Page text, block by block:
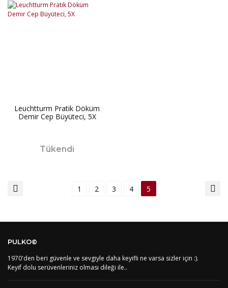
Leuchtturm Pratik Döküm
Demir Cep Büyüteci, 5X
Tükendi
1 2 3 4 5
PULKO©
1970'den beri güvenle ve sevgiyle daha keyifli ne varsa sizler için :).
Keyif dolu serüvenleriniz olması dileği ile..